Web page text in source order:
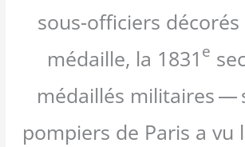
sous-officiers
médaille, la 1831 e
médaillés militaires —
pompiers de Paris a vu